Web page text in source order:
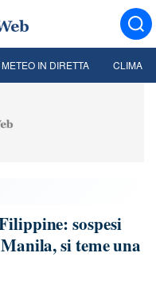
METEO IN DIRETTA CLIMA
sospesi
si teme una